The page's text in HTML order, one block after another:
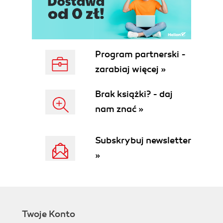
techniczna (123)
Przeszukiwanie systemu Pomoc i obsługa
Uzyskiwanie pomocy z internetu (126)
Wykonywanie zrzutów ekranu (127)
Zezwalanie innym osobom na zdalne łączenie się
z komputerem (128)
Używanie Panelu sterowania (136)
Ustawianie kolorów okien oraz schematu kolorów
Ustawianie tła pulpitu (141)
Konfigurowanie wygaszacza ekranu (143)
Konfigurowanie dźwięków i urządzeń
Program partnerski -
zarabiaj więcej »
Brak książki? - daj
nam znać »
Subskrybuj newsletter
»
Twoje Konto